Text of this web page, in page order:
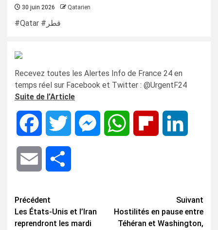
30 juin 2026 Qatarien
#Qatar #قطر
Recevez toutes les Alertes Info de France 24 en
temps réel sur Facebook et Twitter : @UrgentF24
Suite de l’Article
Facebook Twitter MessengerWhatsApp Flipboard
Email
Navigation
d’article
Précédent
Les États-Unis et l’Iran
reprendront les mardi
Suivant
Hostilités en pause entre
Téhéran et Washington,